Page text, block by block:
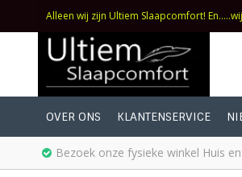
Alleen wij zijn Ultiem Slaapcomfort!
OVER ONS KLANTENSERVICE
Bezoek onze fysieke winkel Huis